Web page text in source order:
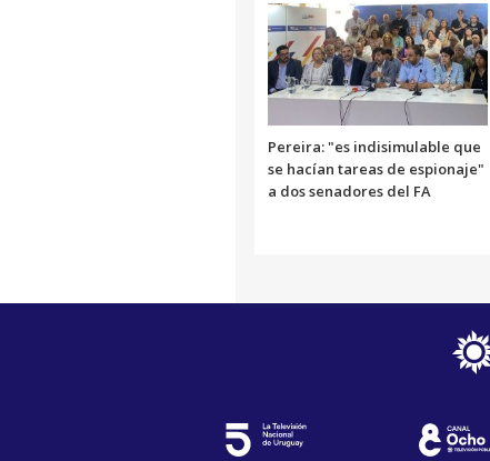
Pereira: "es indisimulable que
se hacían tareas de espionaje"
a dos senadores del FA